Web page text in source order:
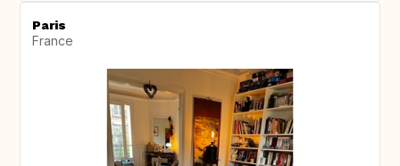
Paris
France